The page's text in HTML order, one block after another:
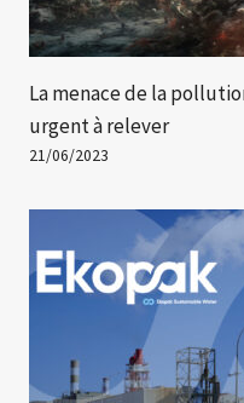
La menace de la
urgent à relever
21/06/2023